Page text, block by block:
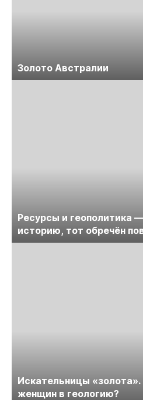
Золото Австралии
Ресурсы и геополитика
историю, тот обречён
Искательницы
женщин в геологию?